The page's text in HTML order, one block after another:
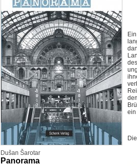
Dušan Šarotar
Panorama
ein